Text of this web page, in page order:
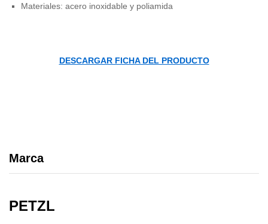
Materiales: acero inoxidable y poliamida
DESCARGAR FICHA DEL PRODUCTO
Marca
PETZL